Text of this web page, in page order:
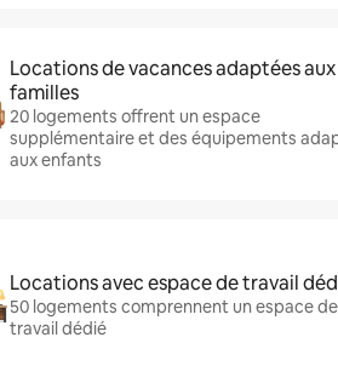
Locations de vacances adaptées aux
familles
20 logements offrent un espace
supplémentaire et des équipements
aux enfants
Locations avec espace de travail
50 logements comprennent un espace de
travail dédié